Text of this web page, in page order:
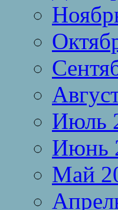
Июль
Июнь
Май